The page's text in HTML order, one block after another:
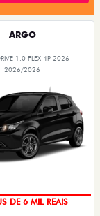
ARGO
1.0 FLEX 4P 2026
2026/2026